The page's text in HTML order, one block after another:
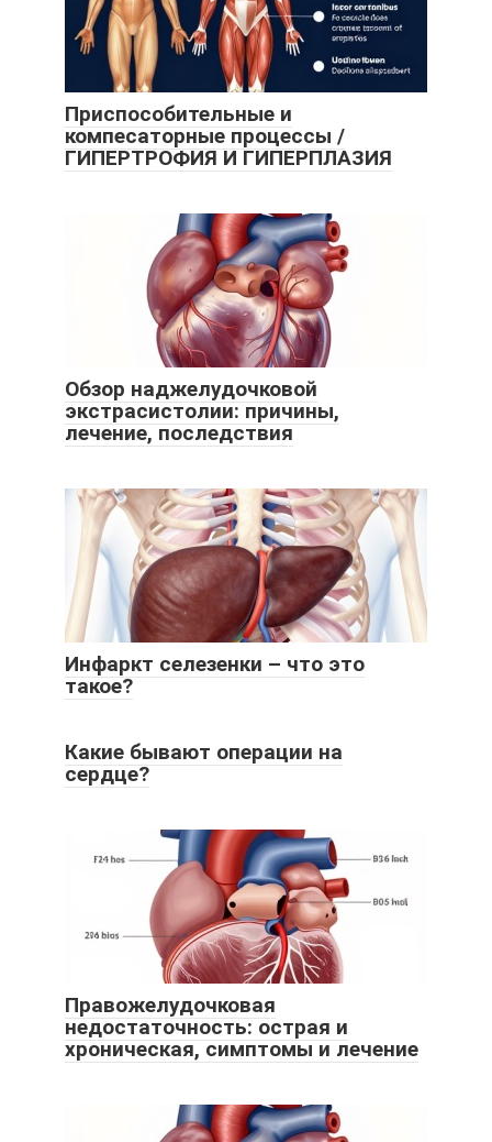
Приспособительные и
компесаторные процессы /
ГИПЕРТРОФИЯ И ГИПЕРПЛАЗИЯ
Обзор наджелудочковой
экстрасистолии: причины,
лечение, последствия
Инфаркт селезенки – что это
такое?
Какие бывают операции на
сердце?
Правожелудочковая
недостаточность: острая и
хроническая, симптомы и лечение